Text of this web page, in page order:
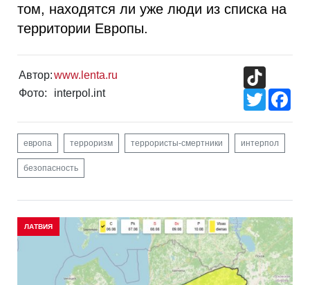
том, находятся ли уже люди из списка на
территории Европы.
Автор:www.lenta.ru
Фото:
interpol.int
Twitter
европа терроризм террористы-смертники интерпол
безопасность
ЛАТВИЯ